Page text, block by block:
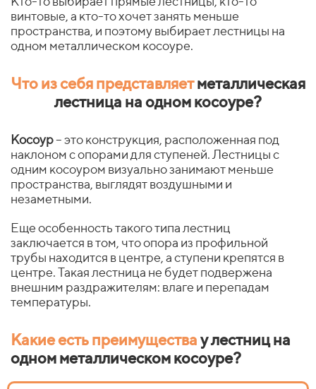
винтовые, а кто-то хочет занять меньше
пространства, и поэтому выбирает лестницы на
одном металлическом косоуре.
Что из себя представляетметаллическая
лестница на одном косоуре?
Косоур– это конструкция, расположенная под
наклоном с опорами для ступеней. Лестницы с
одним косоуром визуально занимают меньше
пространства, выглядят воздушными и
незаметными.
Еще особенность такого типа лестниц
заключается в том, что опора из профильной
трубы находится в центре, а ступени крепятся в
центре. Такая лестница не будет подвержена
внешним раздражителям: влаге и перепадам
температуры.
Какие есть преимуществау лестниц на
одном металлическом косоуре?